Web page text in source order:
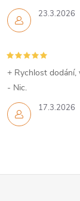
23.3.2026
17.3.2026
+ Rychlost dodání,
- Nic.